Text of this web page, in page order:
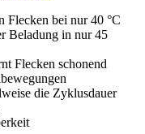
Flecken bei nur 40 °C
Beladung in nur 45
Flecken schonend
die Zyklusdauer